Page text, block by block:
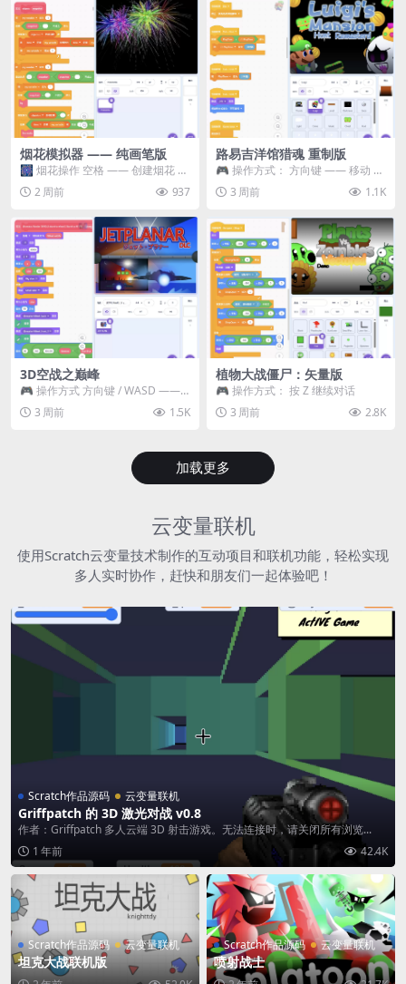
烟花模拟器 —— 纯画笔版
🎆 烟花操作 空格 —— 创建烟花 1
~ 3 —— 切换烟花类型 普通烟花
嘶...2 周前 937
路易吉洋馆猎魂 重制版
🎮 操作方式： 方向键 —— 移动 &
跳跃 空格 —— 打开宝箱 将你...
3 周前 1.1K
3D空战之巅峰
🎮 操作方式 方向键 / WASD ——
移动 Z / K —— 射击 / 攻击...
3 周前 1.5K
植物大战僵尸：矢量版
🎮 操作方式： 按 Z 继续对话
3 周前
2.8K
加载更多
云变量联机
使用Scratch云变量技术制作的互动项目和联机功能，轻松实现
多人实时协作，赶快和朋友们一起体验吧！
Scratch作品源码 云变量联机
Griffpatch 的 3D 激光对战 v0.8
作者：Griffpatch 多人云端 3D 射击游戏。无法连接时，请关闭所有浏览...
1 年前
42.4K
Scratch作品源码 云变量联机
坦克大战联机版
Scratch作品源码 云变量联机
喷射战士